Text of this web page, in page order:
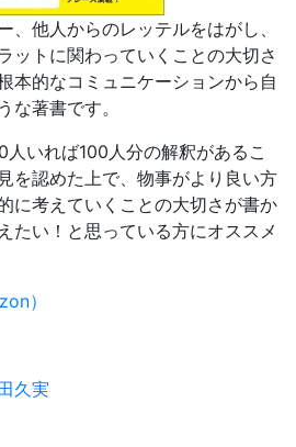
、他人からのレッテルをはがし、
ットに関わっていくことの大切さ
本的なコミュニケーションから自
な著書です。
いれば100人分の解釈があるこ
を認めた上で、物事がより良い方
に考えていくことの大切さが書か
たい！と思っている方にオススメ
）
久実